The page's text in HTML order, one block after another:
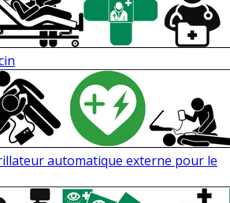
automatique externe pour le